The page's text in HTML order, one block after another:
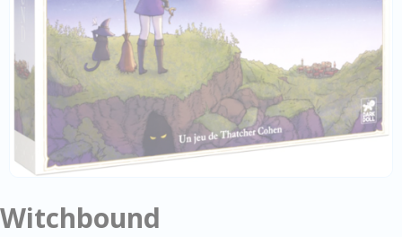
Witchbound